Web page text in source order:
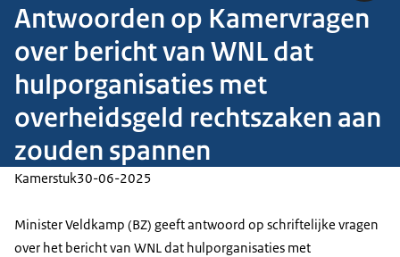
Antwoorden op Kamervragen
over bericht van WNL dat
hulporganisaties met
overheidsgeld rechtszaken aan
zouden spannen
Kamerstuk30-06-2025
Minister Veldkamp (BZ) geeft antwoord op schriftelijke vragen
over het bericht van WNL dat hulporganisaties met